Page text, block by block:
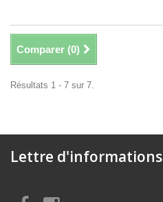
Comparer (0)
Résultats 1 - 7 sur 7.
Lettre d'informations